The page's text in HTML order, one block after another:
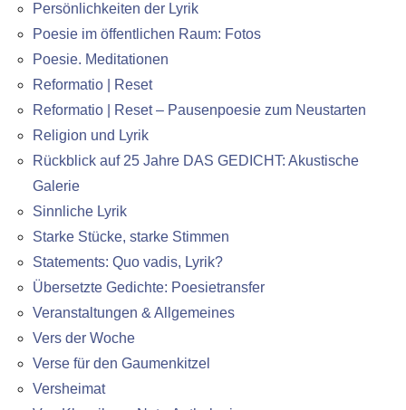
Persönlichkeiten der Lyrik
Poesie im öffentlichen Raum: Fotos
Poesie. Meditationen
Reformatio | Reset
Reformatio | Reset – Pausenpoesie zum Neustarten
Religion und Lyrik
Rückblick auf 25 Jahre DAS GEDICHT: Akustische
Galerie
Sinnliche Lyrik
Starke Stücke, starke Stimmen
Statements: Quo vadis, Lyrik?
Übersetzte Gedichte: Poesietransfer
Veranstaltungen & Allgemeines
Vers der Woche
Verse für den Gaumenkitzel
Versheimat